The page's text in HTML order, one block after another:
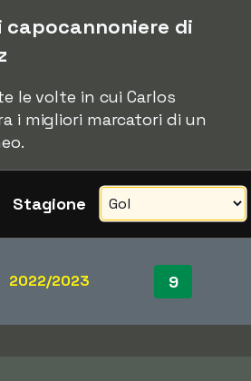
capocannoniere di
le volte in cui Carlos
i migliori marcatori di un
Stagione
2022/2023 9